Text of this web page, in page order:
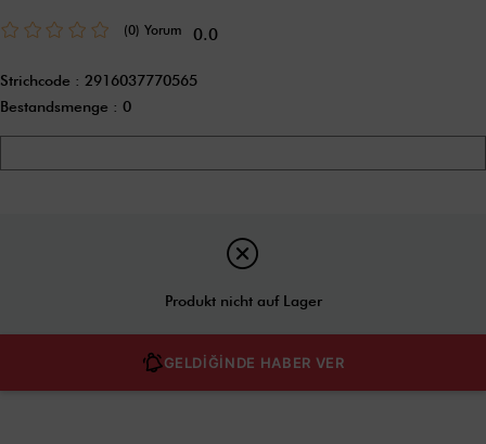
(0) 0.0
Strichcode : 2916037770565
Bestandsmenge : 0
Produkt nicht auf Lager
GELDİĞİNDE HABER VER